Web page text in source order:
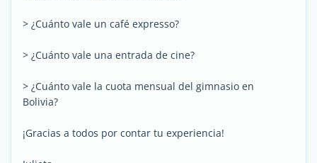
> ¿Cuánto vale un café expresso?
> ¿Cuánto vale una entrada de cine?
> ¿Cuánto vale la cuota mensual del gimnasio en
Bolivia?
¡Gracias a todos por contar tu experiencia!